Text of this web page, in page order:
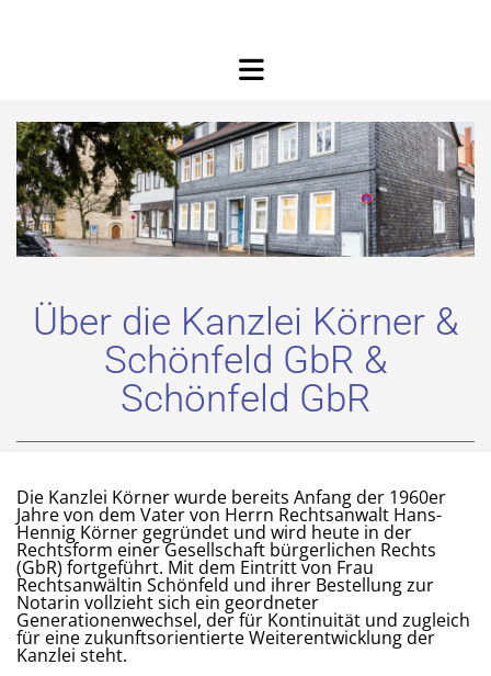
Über die Kanzlei Körner &
Schönfeld GbR &
Schönfeld GbR
Die Kanzlei Körner wurde bereits Anfang der 1960er
Jahre von dem Vater von Herrn Rechtsanwalt Hans-
Hennig Körner gegründet und wird heute in der
Rechtsform einer Gesellschaft bürgerlichen Rechts
(GbR) fortgeführt. Mit dem Eintritt von Frau
Rechtsanwältin Schönfeld und ihrer Bestellung zur
Notarin vollzieht sich ein geordneter
Generationenwechsel, der für Kontinuität und zugleich
für eine zukunftsorientierte Weiterentwicklung der
Kanzlei steht.